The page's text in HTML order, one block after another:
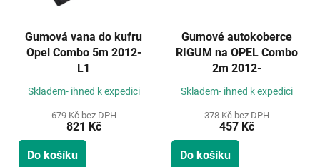
Gumová vana do kufru
Opel Combo 5m 2012-
L1
Skladem- ihned k expedici
679 Kč bez DPH
821 Kč
Do košíku
Gumové autokoberce
RIGUM na OPEL Combo
2m 2012-
Skladem- ihned k expedici
378 Kč bez DPH
457 Kč
Do košíku